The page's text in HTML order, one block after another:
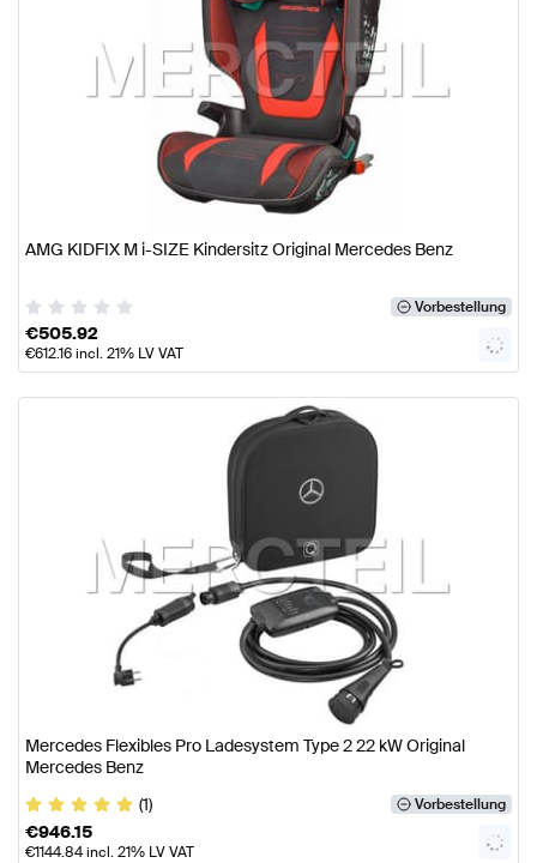
AMG KIDFIX M i-SIZE Kindersitz Original Mercedes Benz
Vorbestellung
€505.92
€612.16incl. 21% LV VAT
Mercedes Flexibles Pro Ladesystem Type 2 22 kW Original
Mercedes Benz
(1)
Vorbestellung
€946.15
€1144.84incl. 21% LV VAT